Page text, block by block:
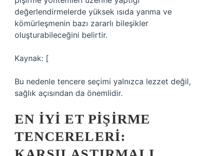
değerlendirmelerde yüksek ısıda yanma ve
kömürleşmenin bazı zararlı bileşikler
oluşturabileceğini belirtir.
Kaynak: [
Bu nedenle tencere seçimi yalnızca lezzet değil,
sağlık açısından da önemlidir.
EN İYI ET PIŞIRME
TENCERELERI: